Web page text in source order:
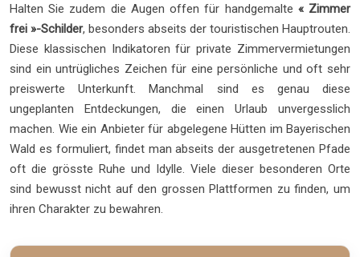
Halten Sie zudem die Augen offen für handgemalte « Zimmer
frei »-Schilder, besonders abseits der touristischen Hauptrouten.
Diese klassischen Indikatoren für private Zimmervermietungen
sind ein untrügliches Zeichen für eine persönliche und oft sehr
preiswerte Unterkunft. Manchmal sind es genau diese
ungeplanten Entdeckungen, die einen Urlaub unvergesslich
machen. Wie ein Anbieter für abgelegene Hütten im Bayerischen
Wald es formuliert, findet man abseits der ausgetretenen Pfade
oft die grösste Ruhe und Idylle. Viele dieser besonderen Orte
sind bewusst nicht auf den grossen Plattformen zu finden, um
ihren Charakter zu bewahren.